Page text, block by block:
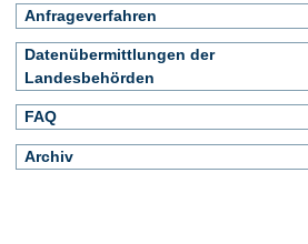
Anfrageverfahren
Datenübermittlungen der
Landesbehörden
FAQ
Archiv